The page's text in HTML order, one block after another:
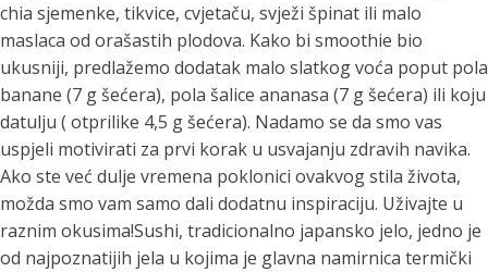
chia sjemenke, tikvice, cvjetaču, svježi špinat ili malo
maslaca od orašastih plodova. Kako bi smoothie bio
ukusniji, predlažemo dodatak malo slatkog voća poput pola
banane (7 g šećera), pola šalice ananasa (7 g šećera) ili koju
datulju ( otprilike 4,5 g šećera). Nadamo se da smo vas
uspjeli motivirati za prvi korak u usvajanju zdravih navika.
Ako ste već dulje vremena poklonici ovakvog stila života,
možda smo vam samo dali dodatnu inspiraciju. Uživajte u
raznim okusima!Sushi, tradicionalno japansko jelo, jedno je
od najpoznatijih jela u kojima je glavna namirnica termički